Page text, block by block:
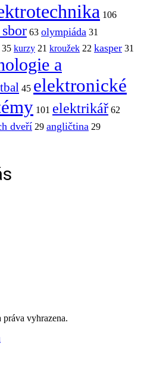
106
63 olympiáda 31
35 kurzy 21 kroužek 22 kasper 31
a
45 elektronické
101 elektrikář 62
dveří 29 angličtina 29
vyhrazena.